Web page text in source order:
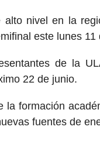
alto nivel en la
este lunes 11
de la
22 de junio.
la formación
fuentes de